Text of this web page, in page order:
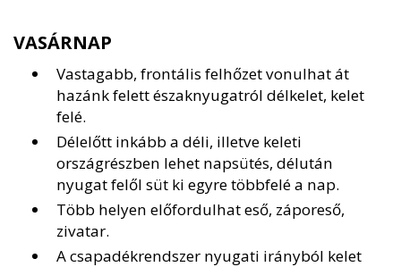
VASÁRNAP
Vastagabb, frontális felhőzet vonulhat át
hazánk felett északnyugatról délkelet, kelet
felé.
Délelőtt inkább a déli, illetve keleti
országrészben lehet napsütés, délután
nyugat felől süt ki egyre többfelé a nap.
Több helyen előfordulhat eső, záporeső,
zivatar.
A csapadékrendszer nyugati irányból kelet